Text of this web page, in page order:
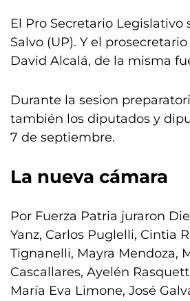
El Pro Secretario Legislativo
Salvo (UP). Y el
David Alcalá, de la misma
Durante la sesion
también los diputados y
7 de septiembre.
La nueva cámara
Por Fuerza Patria juraron
Yanz, Carlos Puglelli, Cintia
Tignanelli, Mayra Mendoza,
Cascallares, Ayelén
María Eva Limone, José